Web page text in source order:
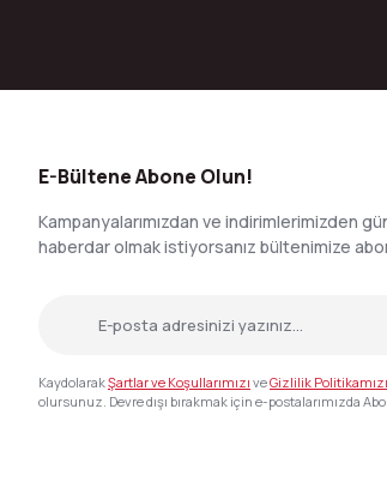
E-Bültene Abone Olun!
Kampanyalarımızdan ve indirimlerimizden
haberdar olmak istiyorsanız bültenimize
KaydolarakŞartlar ve Koşullarımızı veGizlilik Politikamızı
olursunuz. Devre dışı bırakmak için e-postalarımızda